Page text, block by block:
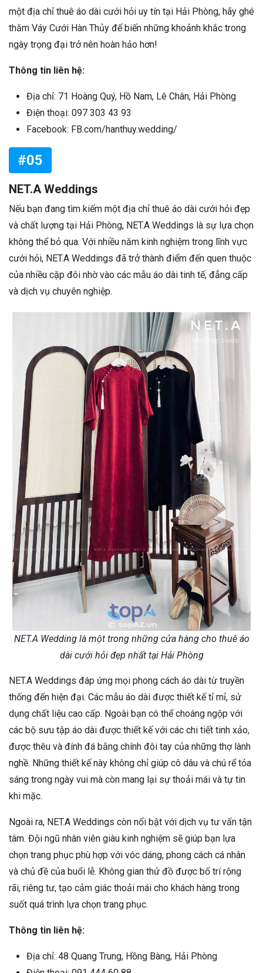
một địa chỉ thuê áo dài cưới hỏi uy tín tại Hải Phòng, hãy ghé
thăm Váy Cưới Hàn Thủy để biến những khoảnh khắc trong
ngày trọng đại trở nên hoàn hảo hơn!
Thông tin liên hệ:
Địa chỉ: 71 Hoàng Quý, Hồ Nam, Lê Chân, Hải Phòng
Điện thoại: 097 303 43 93
Facebook: FB.com/hanthuy.wedding/
#05
NET.A Weddings
Nếu bạn đang tìm kiếm một địa chỉ thuê áo dài cưới hỏi đẹp
và chất lượng tại Hải Phòng, NET.A Weddings là sự lựa chọn
không thể bỏ qua. Với nhiều năm kinh nghiệm trong lĩnh vực
cưới hỏi, NET.A Weddings đã trở thành điểm đến quen thuộc
của nhiều cặp đôi nhờ vào các mẫu áo dài tinh tế, đẳng cấp
và dịch vụ chuyên nghiệp.
NET.A Wedding là một trong những cửa hàng cho thuê áo
dài cưới hỏi đẹp nhất tại Hải Phòng
NET.A Weddings đáp ứng mọi phong cách áo dài từ truyền
thống đến hiện đại. Các mẫu áo dài được thiết kế tỉ mỉ, sử
dụng chất liệu cao cấp. Ngoài bạn có thể choáng ngộp với
các bộ sưu tập áo dài được thiết kế với các chi tiết tinh xảo,
được thêu và đính đá bằng chính đôi tay của những thợ lành
nghề. Những thiết kế này không chỉ giúp cô dâu và chú rể tỏa
sáng trong ngày vui mà còn mang lại sự thoải mái và tự tin
khi mặc.
Ngoài ra, NET.A Weddings còn nổi bật với dịch vụ tư vấn tận
tâm. Đội ngũ nhân viên giàu kinh nghiệm sẽ giúp bạn lựa
chọn trang phục phù hợp với vóc dáng, phong cách cá nhân
và chủ đề của buổi lễ. Không gian thử đồ được bố trí rộng
rãi, riêng tư, tạo cảm giác thoải mái cho khách hàng trong
suốt quá trình lựa chọn trang phục.
Thông tin liên hệ:
Địa chỉ: 48 Quang Trung, Hồng Bàng, Hải Phòng